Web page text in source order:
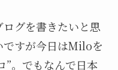
グを書きたいと思
すが今日はMiloを
”。でもなんで日本